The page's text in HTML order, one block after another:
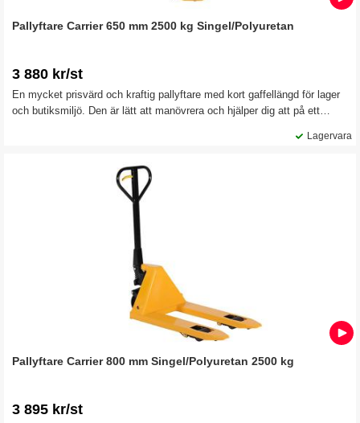
Pallyftare Carrier 650 mm 2500 kg Singel/Polyuretan
3 880 kr/st
En mycket prisvärd och kraftig pallyftare med kort gaffellängd för lager
och butiksmiljö. Den är lätt att manövrera och hjälper dig att på ett
Lagervara
Pallyftare Carrier 800 mm Singel/Polyuretan 2500 kg
3 895 kr/st